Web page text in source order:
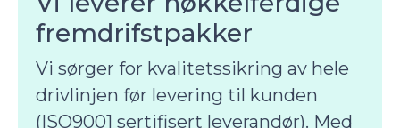
fremdrifstpakker
Vi sørger for kvalitetssikring av hele
drivlinjen før levering til kunden
(ISO9001 sertifisert leverandør). Med